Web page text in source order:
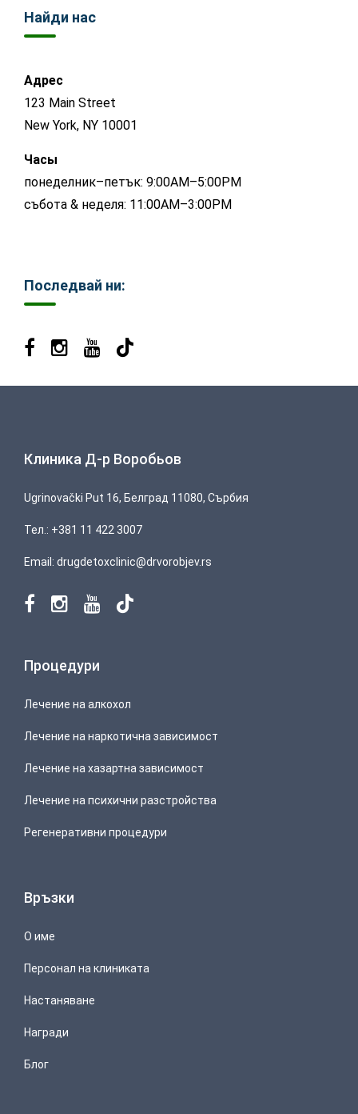
Найди нас
Адрес
123 Main Street
New York, NY 10001
Часы
понеделник–петък: 9:00AM–5:00PM
събота & неделя: 11:00AM–3:00PM
Последвай ни:
Клиника Д-р Воробьов
Ugrinovački Put 16, Белград 11080, Сърбия
Тел.: +381 11 422 3007
Email: drugdetoxclinic@drvorobjev.rs
Процедури
Лечение на алкохол
Лечение на наркотична зависимост
Лечение на хазартна зависимост
Лечение на психични разстройства
Регенеративни процедури
Връзки
О име
Персонал на клиниката
Настаняване
Награди
Блог